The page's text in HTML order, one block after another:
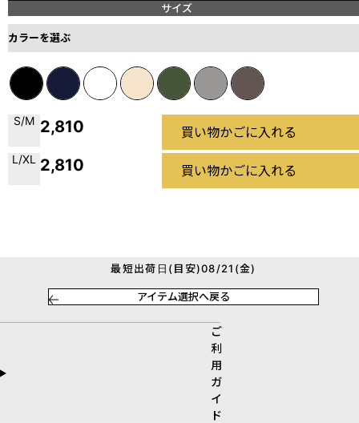
サイズ
カラーを選ぶ
S/M 2,810 買い物かごに入れる
L/XL 2,810 買い物かごに入れる
最短出荷日(目安)08/21(金)
アイテム選択へ戻る
ご
利
用
ガ
イ
ド